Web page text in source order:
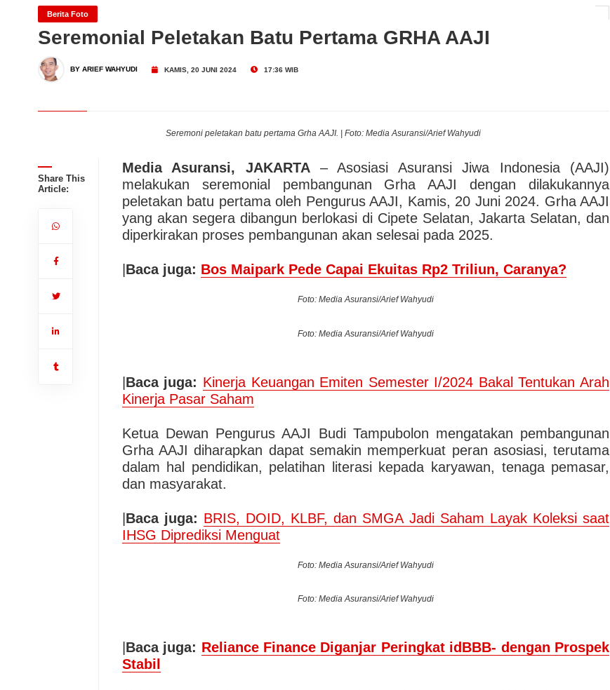
Business Hadirkan Solusi Kesehatan Karyawan yang Benar-Benar Terintegrasi
AdMedika Perkuat Clinical Governance Berbasis Data Lewat Sinergi MAB
Berita Foto
Seremonial Peletakan Batu Pertama GRHA AAJI
BY ARIEF WAHYUDI KAMIS, 20 JUNI 2024 17:36 WIB
Seremoni peletakan batu pertama Grha AAJI. | Foto: Media Asuransi/Arief Wahyudi
Share This
Article:
Media Asuransi, JAKARTA– Asosiasi Asuransi Jiwa Indonesia (AAJI)
melakukan seremonial pembangunan Grha AAJI dengan dilakukannya
peletakan batu pertama oleh Pengurus AAJI, Kamis, 20 Juni 2024. Grha AAJI
yang akan segera dibangun berlokasi di Cipete Selatan, Jakarta Selatan, dan
diperkirakan proses pembangunan akan selesai pada 2025.
Baca juga: Bos Maipark Pede Capai Ekuitas Rp2 Triliun, Caranya?
Foto: Media Asuransi/Arief Wahyudi
Foto: Media Asuransi/Arief Wahyudi
|Baca juga: Kinerja Keuangan Emiten Semester I/2024 Bakal Tentukan Arah
Kinerja Pasar Saham
Ketua Dewan Pengurus AAJI Budi Tampubolon mengatakan pembangunan
Grha AAJI diharapkan dapat semakin memperkuat peran asosiasi, terutama
dalam hal pendidikan, pelatihan literasi kepada karyawan, tenaga pemasar,
dan masyarakat.
|Baca juga: BRIS, DOID, KLBF, dan SMGA Jadi Saham Layak Koleksi saat
IHSG Diprediksi Menguat
Foto: Media Asuransi/Arief Wahyudi
Foto: Media Asuransi/Arief Wahyudi
Baca juga: Reliance Finance Diganjar Peringkat idBBB- dengan Prospek
Stabil